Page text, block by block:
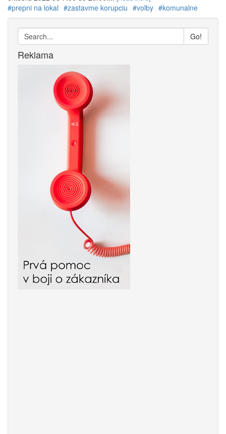
#prepni na lokal #zastavme korupciu #volby #komunalne
Go!
Reklama